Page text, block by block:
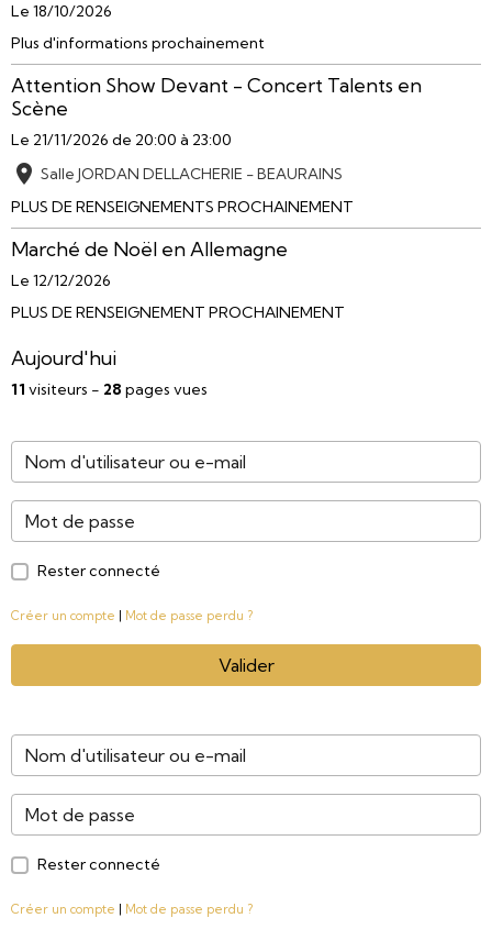
Le 18/10/2026
Plus d'informations prochainement
Attention Show Devant - Concert Talents en
Scène
Le 21/11/2026 de 20:00 à 23:00
Salle JORDAN DELLACHERIE - BEAURAINS
PLUS DE RENSEIGNEMENTS PROCHAINEMENT
Marché de Noël en Allemagne
Le 12/12/2026
PLUS DE RENSEIGNEMENT PROCHAINEMENT
Aujourd'hui
11 visiteurs - 28 pages vues
Rester connecté
Créer un compte Mot de passe perdu ?
Valider
Rester connecté
Créer un compte Mot de passe perdu ?